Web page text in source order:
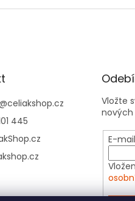
celiakshop.cz
445
Vložte
E-mail